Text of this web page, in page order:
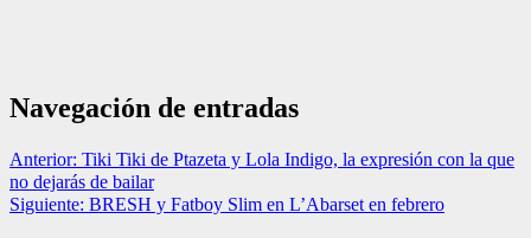
Navegación de entradas
Anterior: Tiki Tiki de Ptazeta y Lola Indigo, la expresión con la que
no dejarás de bailar
Siguiente: BRESH y Fatboy Slim en L’Abarset en febrero